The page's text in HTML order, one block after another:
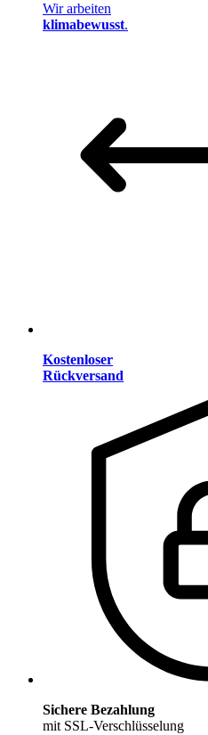
Wir arbeiten
klimabewusst.
Kostenloser
Rückversand
Sichere Bezahlung
mit SSL-Verschlüsselung